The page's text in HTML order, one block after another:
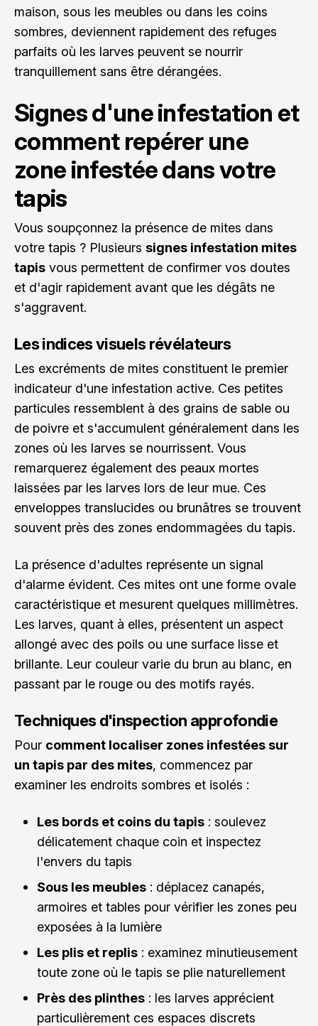
maison, sous les meubles ou dans les coins
sombres, deviennent rapidement des refuges
parfaits où les larves peuvent se nourrir
tranquillement sans être dérangées.
Signes d'une infestation et
comment repérer une
zone infestée dans votre
tapis
Vous soupçonnez la présence de mites dans
votre tapis ? Plusieurs signes infestation mites
tapis vous permettent de confirmer vos doutes
et d'agir rapidement avant que les dégâts ne
s'aggravent.
Les indices visuels révélateurs
Les excréments de mites constituent le premier
indicateur d'une infestation active. Ces petites
particules ressemblent à des grains de sable ou
de poivre et s'accumulent généralement dans les
zones où les larves se nourrissent. Vous
remarquerez également des peaux mortes
laissées par les larves lors de leur mue. Ces
enveloppes translucides ou brunâtres se trouvent
souvent près des zones endommagées du tapis.
La présence d'adultes représente un signal
d'alarme évident. Ces mites ont une forme ovale
caractéristique et mesurent quelques millimètres.
Les larves, quant à elles, présentent un aspect
allongé avec des poils ou une surface lisse et
brillante. Leur couleur varie du brun au blanc, en
passant par le rouge ou des motifs rayés.
Techniques d'inspection approfondie
Pour comment localiser zones infestées sur
un tapis par des mites, commencez par
examiner les endroits sombres et isolés :
Les bords et coins du tapis : soulevez
délicatement chaque coin et inspectez
l'envers du tapis
Sous les meubles : déplacez canapés,
armoires et tables pour vérifier les zones peu
exposées à la lumière
Les plis et replis : examinez minutieusement
toute zone où le tapis se plie naturellement
Près des plinthes : les larves apprécient
particulièrement ces espaces discrets